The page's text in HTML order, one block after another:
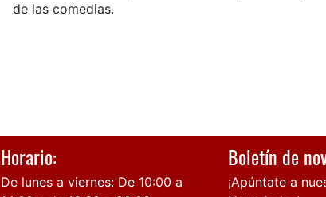
de las comedias.
Horario:
De lunes a viernes: De 10:00 a
Boletín de
¡Apúntate a